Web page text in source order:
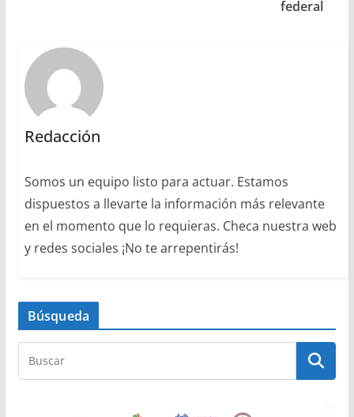
federal
Redacción
Somos un equipo listo para actuar. Estamos
dispuestos a llevarte la información más relevante
en el momento que lo requieras. Checa nuestra web
y redes sociales ¡No te arrepentirás!
Búsqueda